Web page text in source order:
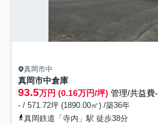
真岡市中
真岡市中倉庫
93.5万円 (0.16万円/坪) 管理/共益費-
- / 571.72坪 (1890.00㎡) /築36年
真岡鉄道「寺内」駅 徒歩38分